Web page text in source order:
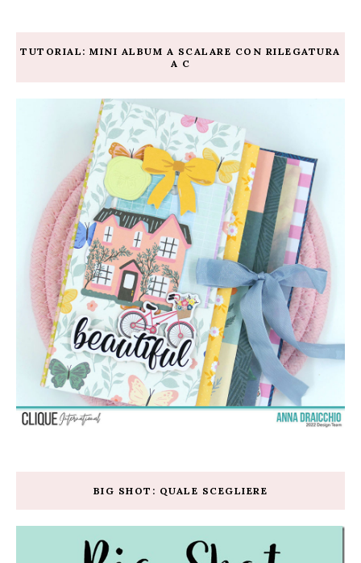
TUTORIAL: MINI ALBUM A SCALARE CON RILEGATURA
A C
BIG SHOT: QUALE SCEGLIERE